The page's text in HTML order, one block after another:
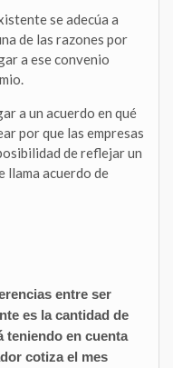
se adecúa a
de las razones por
a ese convenio
a un acuerdo en qué
por que las empresas
de reflejar un
llama acuerdo de
entre ser
es la cantidad de
teniendo en cuenta
cotiza el mes